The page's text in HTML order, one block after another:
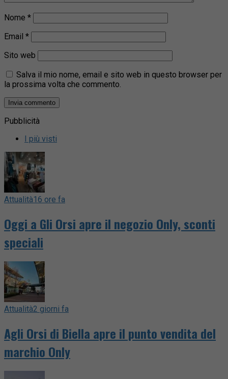
Nome *
Email *
Sito web
Salva il mio nome, email e sito web in questo browser per
la prossima volta che commento.
Pubblicità
I più visti
Attualità16 ore fa
Oggi a Gli Orsi apre il negozio Only, sconti
speciali
Attualità2 giorni fa
Agli Orsi di Biella apre il punto vendita del
marchio Only